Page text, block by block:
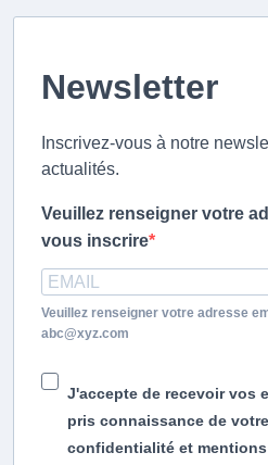
Newsletter
Inscrivez-vous à notre
actualités.
Veuillez renseigner votre
vous inscrire
Veuillez renseigner votre adresse
abc@xyz.com
J'accepte de recevoir vos
pris connaissance de
confidentialité et